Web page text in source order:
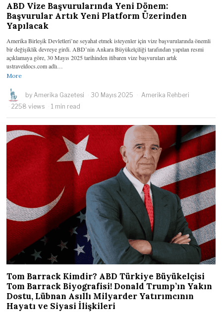
ABD Vize Başvurularında Yeni Dönem:
Başvurular Artık Yeni Platform Üzerinden
Yapılacak
Amerika Birleşik Devletleri’ne seyahat etmek isteyenler için vize başvurularında önemli
bir değişiklik devreye girdi. ABD’nin Ankara Büyükelçiliği tarafından yapılan resmi
açıklamaya göre, 30 Mayıs 2025 tarihinden itibaren vize başvuruları artık
ustraveldocs.com adlı…
More
byAmerika Gazetesi 30 Mayıs 2025
Amerika Rehberi
2258 views
1 min read
Tom Barrack Kimdir? ABD Türkiye Büyükelçisi
Tom Barrack Biyografisi! Donald Trump’ın Yakın
Dostu, Lübnan Asıllı Milyarder Yatırımcının
Hayatı ve Siyasi İlişkileri